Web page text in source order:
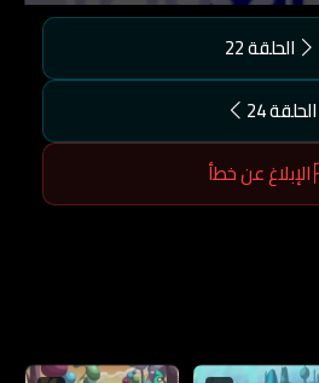
الحلقة 22
الحلقة 24
الإبلاغ عن خطأ